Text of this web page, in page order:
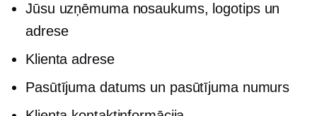
Jūsu uzņēmuma nosaukums, logotips un
adrese
Klienta adrese
Pasūtījuma datums un pasūtījuma numurs